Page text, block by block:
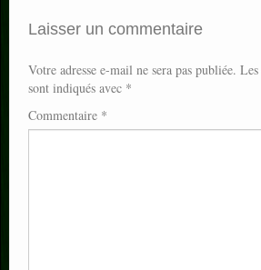
Laisser un commentaire
Votre adresse e-mail ne sera pas publiée.
sont indiqués avec *
Commentaire *